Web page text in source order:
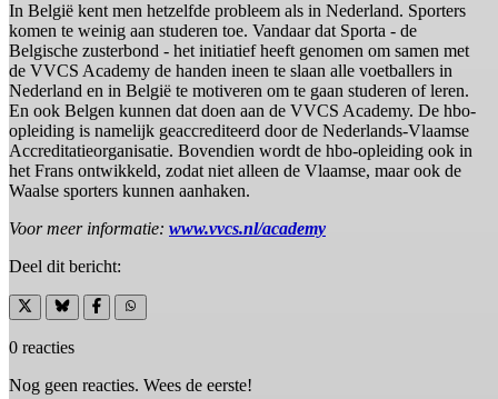
In België kent men hetzelfde probleem als in Nederland. Sporters
komen te weinig aan studeren toe. Vandaar dat Sporta - de
Belgische zusterbond - het initiatief heeft genomen om samen met
de VVCS Academy de handen ineen te slaan alle voetballers in
Nederland en in België te motiveren om te gaan studeren of leren.
En ook Belgen kunnen dat doen aan de VVCS Academy. De hbo-
opleiding is namelijk geaccrediteerd door de Nederlands-Vlaamse
Accreditatieorganisatie. Bovendien wordt de hbo-opleiding ook in
het Frans ontwikkeld, zodat niet alleen de Vlaamse, maar ook de
Waalse sporters kunnen aanhaken.
Voor meer informatie: www.vvcs.nl/academy
Deel dit bericht:
0 reacties
Nog geen reacties. Wees de eerste!